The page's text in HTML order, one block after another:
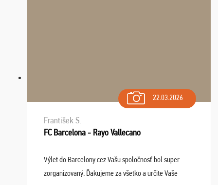
22.03.2026
František S.
FC Barcelona - Rayo Vallecano
Výlet do Barcelony cez Vašu spoločnosť bol super
zorganizovaný. Ďakujeme za všetko a určite Vaše